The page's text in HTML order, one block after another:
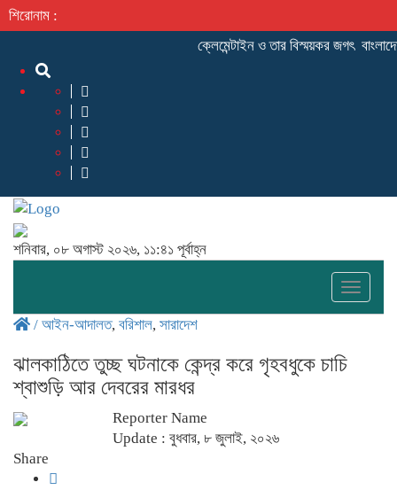
শিরোনাম :
ক্লেমেন্টাইন ও তার বিস্ময়কর জগৎ
শনিবার, ০৮ অগাস্ট ২০২৬, ১১:৪১ পূর্বাহ্ন
Toggle
/ আইন-আদালত, বরিশাল, সারাদেশ
ঝালকাঠিতে তুচ্ছ ঘটনাকে কেন্দ্র করে গৃহবধুকে চাচি
শ্বাশুড়ি আর দেবরের মারধর
Reporter Name
Update : বুধবার, ৮ জুলাই, ২০২৬
Share